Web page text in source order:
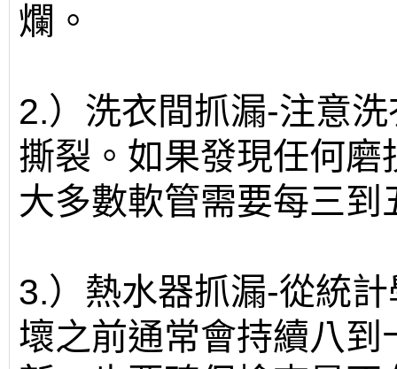
爛。
2.）洗衣間抓漏-注意
撕裂。如果發現任何
大多數軟管需要每三到
3.）熱水器抓漏-從統
壞之前通常會持續八